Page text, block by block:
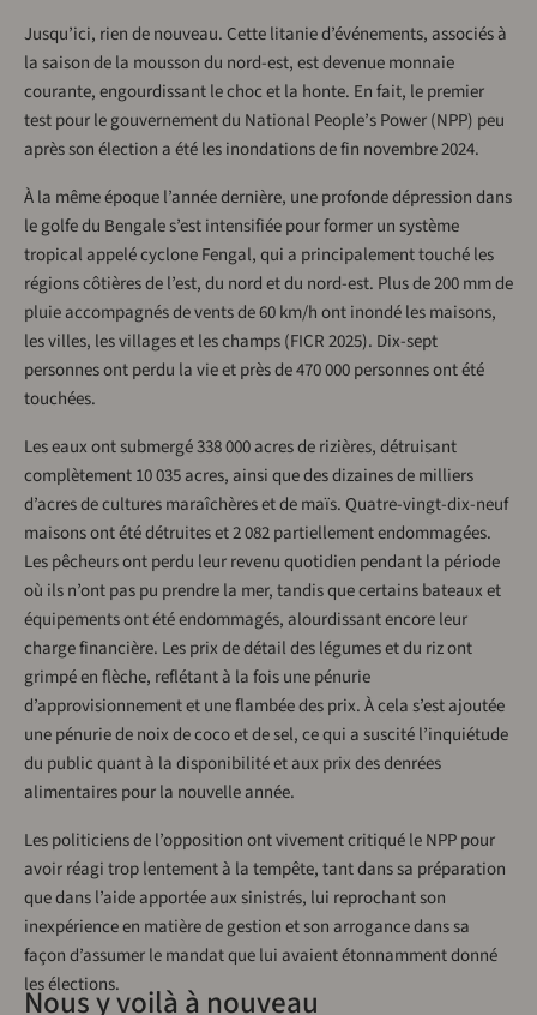
Jusqu’ici, rien de nouveau. Cette litanie d’événements, associés à
la saison de la mousson du nord-est, est devenue monnaie
courante, engourdissant le choc et la honte. En fait, le premier
test pour le gouvernement du National People’s Power (NPP) peu
après son élection a été les inondations de fin novembre 2024.
À la même époque l’année dernière, une profonde dépression dans
le golfe du Bengale s’est intensifiée pour former un système
tropical appelé cyclone Fengal, qui a principalement touché les
régions côtières de l’est, du nord et du nord-est. Plus de 200 mm de
pluie accompagnés de vents de 60 km/h ont inondé les maisons,
les villes, les villages et les champs (FICR 2025). Dix-sept
personnes ont perdu la vie et près de 470 000 personnes ont été
touchées.
Les eaux ont submergé 338 000 acres de rizières, détruisant
complètement 10 035 acres, ainsi que des dizaines de milliers
d’acres de cultures maraîchères et de maïs. Quatre-vingt-dix-neuf
maisons ont été détruites et 2 082 partiellement endommagées.
Les pêcheurs ont perdu leur revenu quotidien pendant la période
où ils n’ont pas pu prendre la mer, tandis que certains bateaux et
équipements ont été endommagés, alourdissant encore leur
charge financière. Les prix de détail des légumes et du riz ont
grimpé en flèche, reflétant à la fois une pénurie
d’approvisionnement et une flambée des prix. À cela s’est ajoutée
une pénurie de noix de coco et de sel, ce qui a suscité l’inquiétude
du public quant à la disponibilité et aux prix des denrées
alimentaires pour la nouvelle année.
Les politiciens de l’opposition ont vivement critiqué le NPP pour
avoir réagi trop lentement à la tempête, tant dans sa préparation
que dans l’aide apportée aux sinistrés, lui reprochant son
inexpérience en matière de gestion et son arrogance dans sa
façon d’assumer le mandat que lui avaient étonnamment donné
les élections.
Nous y voilà à nouveau